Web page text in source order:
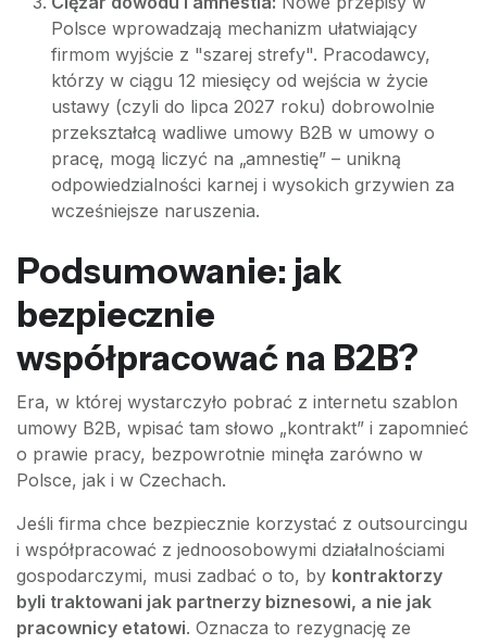
Polsce wprowadzają mechanizm ułatwiający
firmom wyjście z "szarej strefy". Pracodawcy,
którzy w ciągu 12 miesięcy od wejścia w życie
ustawy (czyli do lipca 2027 roku) dobrowolnie
przekształcą wadliwe umowy B2B w umowy o
pracę, mogą liczyć na „amnestię” – unikną
odpowiedzialności karnej i wysokich grzywien za
wcześniejsze naruszenia.
Podsumowanie: jak
bezpiecznie
współpracować na B2B?
Era, w której wystarczyło pobrać z internetu szablon
umowy B2B, wpisać tam słowo „kontrakt” i zapomnieć
o prawie pracy, bezpowrotnie minęła zarówno w
Polsce, jak i w Czechach.
Jeśli firma chce bezpiecznie korzystać z outsourcingu
i współpracować z jednoosobowymi działalnościami
gospodarczymi, musi zadbać o to, by kontraktorzy
byli traktowani jak partnerzy biznesowi, a nie jak
pracownicy etatowi. Oznacza to rezygnację ze